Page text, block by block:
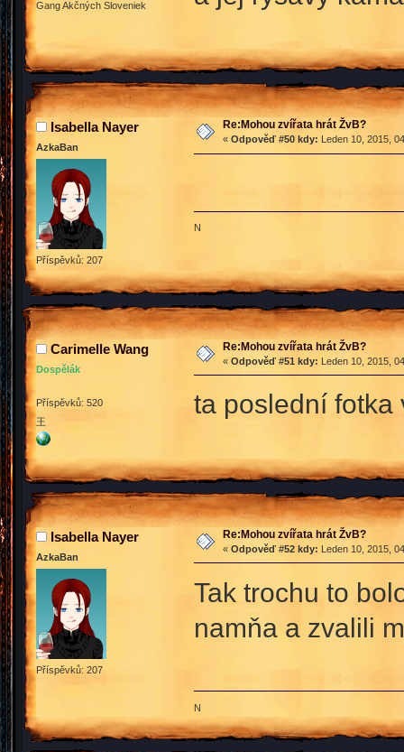
Gang Akčných Sloveniek
Isabella Nayer
AzkaBan
Příspěvků: 207
Re:Mohou zvířata hrát ŽvB?
« Odpověď #50 kdy: Leden 10, 2015,
N
Carimelle Wang
Dospělák
Příspěvků: 520
王
Re:Mohou zvířata hrát ŽvB?
« Odpověď #51 kdy: Leden 10, 2015,
ta poslední
Isabella Nayer
AzkaBan
Příspěvků: 207
Re:Mohou zvířata hrát ŽvB?
« Odpověď #52 kdy: Leden 10, 2015,
Tak trochu to
namňa a zvalili
N